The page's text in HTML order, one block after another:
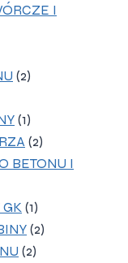
I
22
11
produkt
22
produkty
BETONU I
GK 11
produkt
22
22